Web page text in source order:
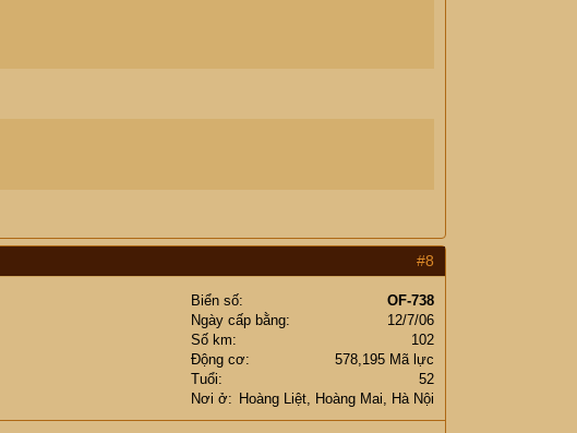
#8
Biển số
OF-738
Ngày cấp bằng
12/7/06
Số km
102
Động cơ
578,195 Mã lực
Tuổi
52
Nơi ở
Hoàng Liệt, Hoàng Mai, Hà Nội